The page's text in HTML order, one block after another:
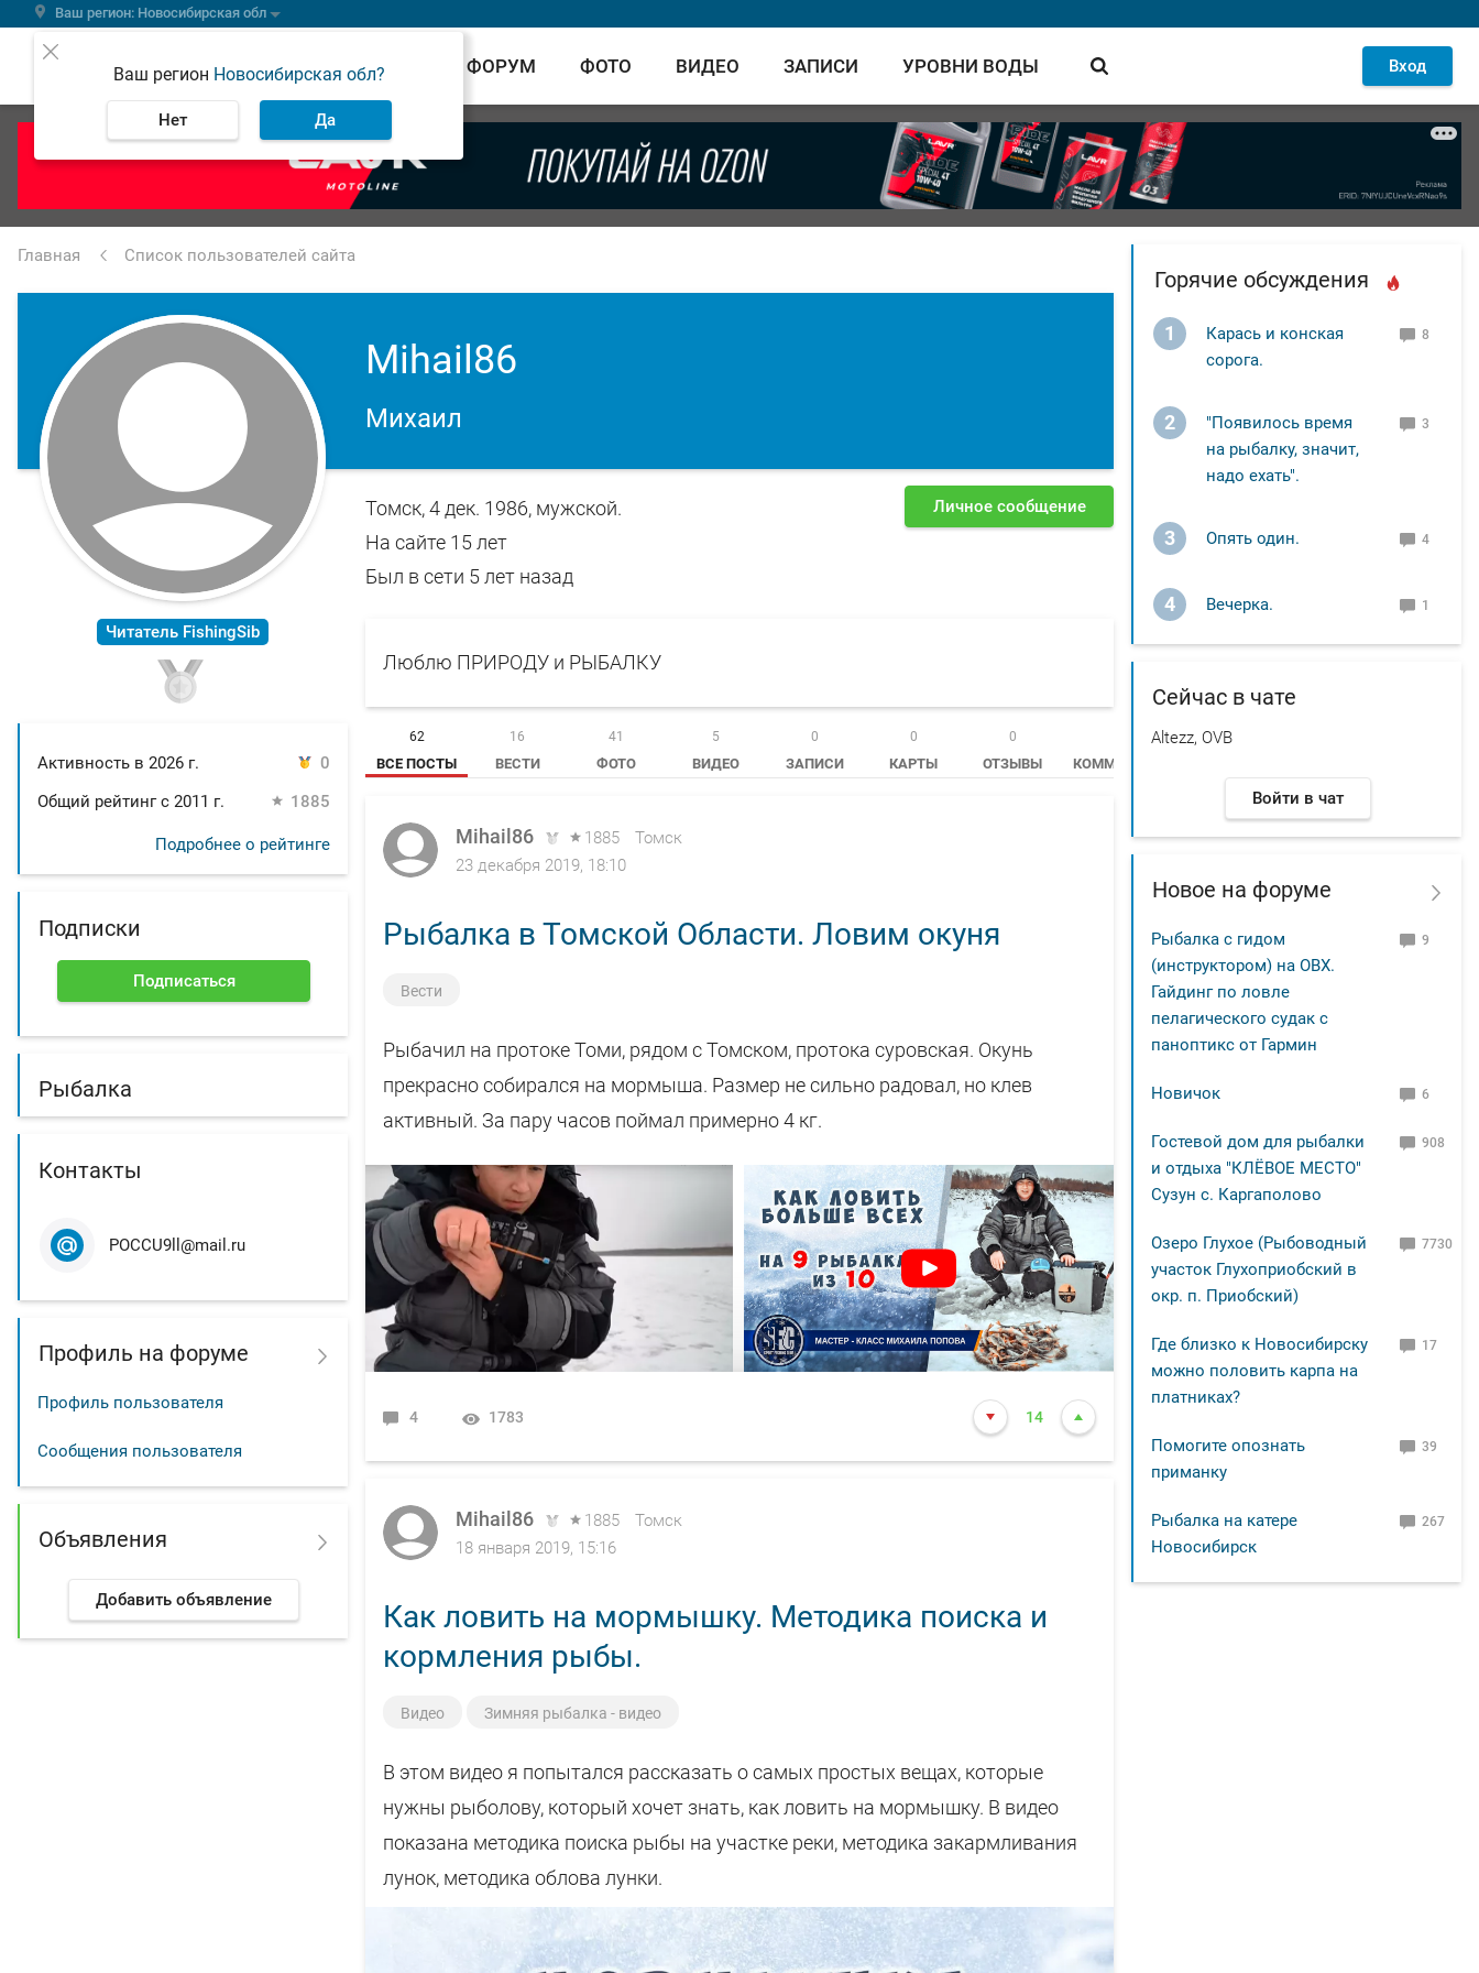
Ваш регион: Новосибирская обл
Ваш регион Новосибирская обл?
Нет Да
ВЕСТИ ФОРУМ ФОТО ВИДЕО ЗАПИСИ УРОВНИ ВОДЫ Вход
Главная Список пользователей сайта
Mihail86
Михаил
Томск, 4 дек. 1986, мужской.
На сайте 15 лет
Был в сети 5 лет назад
Личное сообщение
Читатель FishingSib
Активность в 2026 г.
0
Общий рейтинг с 2011 г.
1885
Подробнее о рейтинге
Подписки
Подписаться
Рыбалка
Контакты
POCCU9ll@mail.ru
Профиль на форуме
Профиль пользователя
Сообщения пользователя
Объявления
Добавить объявление
Люблю ПРИРОДУ и РЫБАЛКУ
ВСЕ ПОСТЫ
62
ВЕСТИ
16
ФОТО
41
ВИДЕО
5
ЗАПИСИ
0
КАРТЫ
0
ОТЗЫВЫ
0
КОММЕНТАРИИ
Mihail86 1885
Томск
23 декабря 2019, 18:10
Рыбалка в Томской Области. Ловим окуня
Вести
Рыбачил на протоке Томи, рядом с Томском, протока суровская. Окунь
прекрасно собирался на мормыша. Размер не сильно радовал, но клев
активный. За пару часов поймал примерно 4 кг.
4 1783 14
Mihail86 1885
Томск
18 января 2019, 15:16
Как ловить на мормышку. Методика поиска и
кормления рыбы.
Видео Зимняя рыбалка - видео
В этом видео я попытался рассказать о самых простых вещах, которые
нужны рыболову, который хочет знать, как ловить на мормышку. В видео
показана методика поиска рыбы на участке реки, методика закармливания
лунок, методика облова лунки.
Горячие обсуждения
1
Карась и конская
сорога.
8
2
"Появилось время
на рыбалку, значит,
надо ехать".
3
3 Опять один. 4
4 Вечерка. 1
Сейчас в чате
Altezz, OVB
Войти в чат
Новое на форуме
Рыбалка с гидом
(инструктором) на ОВХ.
Гайдинг по ловле
пелагического судак с
паноптикс от Гармин
9
Новичок 6
Гостевой дом для рыбалки
и отдыха "КЛЁВОЕ МЕСТО"
Сузун с. Каргаполово
908
Озеро Глухое (Рыбоводный
участок Глухоприобский в
окр. п. Приобский)
7730
Где близко к Новосибирску
можно половить карпа на
платниках?
17
Помогите опознать
приманку
39
Рыбалка на катере
Новосибирск
267